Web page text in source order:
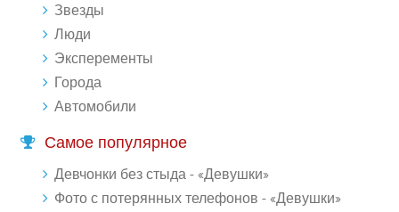
Звезды
Люди
Эксперементы
Города
Автомобили
Самое популярное
Девчонки без стыда - «Девушки»
Фото с потерянных телефонов - «Девушки»